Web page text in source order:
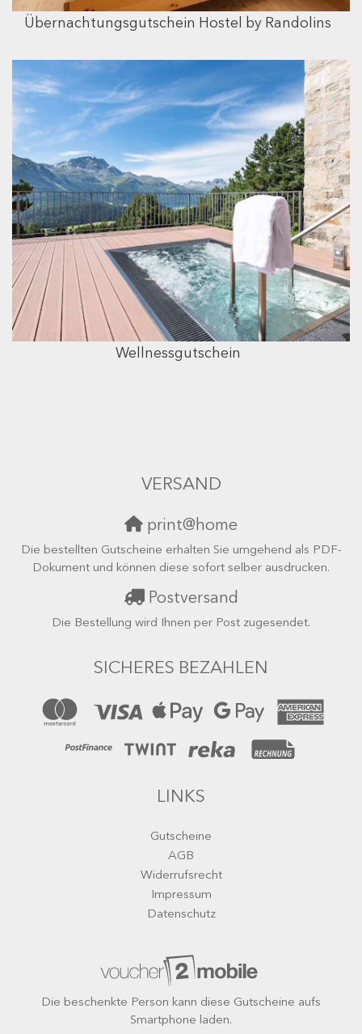
Übernachtungsgutschein Hostel by Randolins
Wellnessgutschein
VERSAND
print@home
Die bestellten Gutscheine erhalten Sie umgehend als PDF-
Dokument und können diese sofort selber ausdrucken.
Postversand
Die Bestellung wird Ihnen per Post zugesendet.
SICHERES BEZAHLEN
LINKS
Gutscheine
AGB
Widerrufsrecht
Impressum
Datenschutz
Die beschenkte Person kann diese Gutscheine aufs
Smartphone laden.